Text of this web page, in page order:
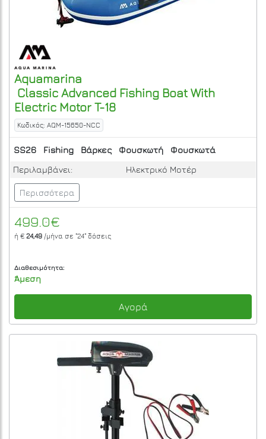
Aquamarina
Classic Advanced Fishing Boat With
Electric Motor T-18
Κωδικός: AQM-15650-NCC
SS26 Fishing Βάρκες Φουσκωτή
Φουσκωτά
Περιλαμβάνει:
Ηλεκτρικό Μοτέρ
Περισσότερα
499.0€
ή € 24,49 /μήνα σε "24" δόσεις
Διαθεσιμότητα:
Άμεση
Αγορά